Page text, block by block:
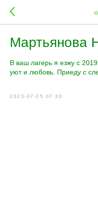
Мартьянова
В ваш лагерь я езжу с
уют и любовь. Приеду с
2023-07-25 07:30